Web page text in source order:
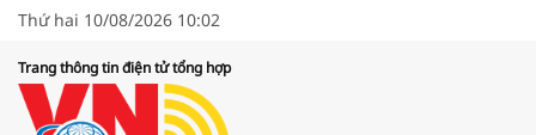
Thứ hai 10/08/2026 10:02
Trang thông tin điện tử tổng hợp